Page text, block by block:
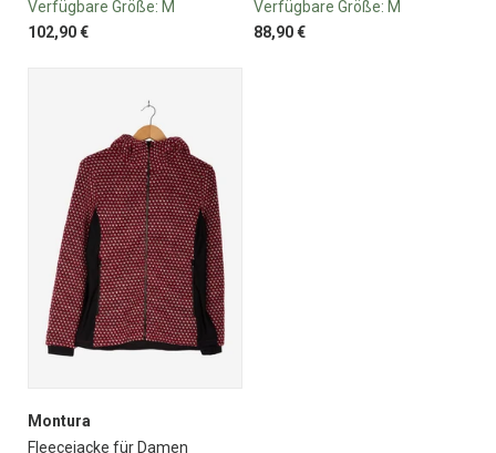
Verfügbare Größe: M
102,90 €
Verfügbare Größe: M
88,90 €
Montura
Fleecejacke für Damen